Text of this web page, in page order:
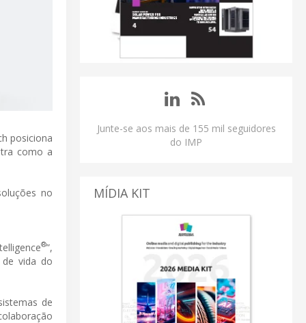
posiciona
como a
no
®”,
vida do
de
Junte-se aos mais de 155 mil seguidores
do IMP
MÍDIA KIT